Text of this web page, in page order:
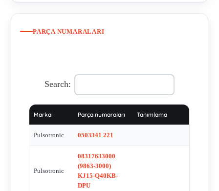
PARÇA NUMARALARI
Search:
Marka Parça numaraları Tanımlama
Pulsotronic 0503341 221
Pulsotronic
08317633000
(9863-3000)
KJ15-Q40KB-
DPU